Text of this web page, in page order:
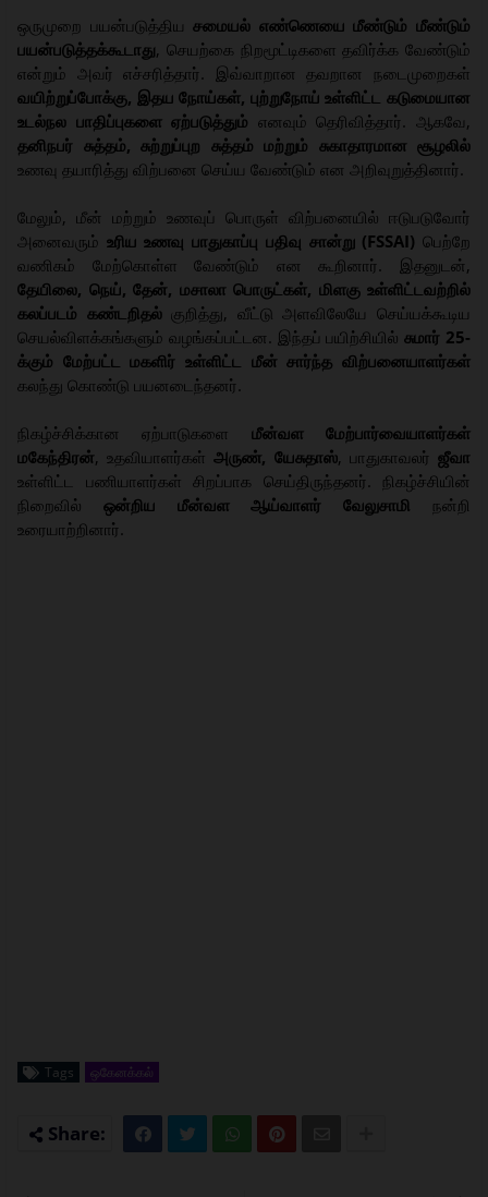
ஒருமுறை பயன்படுத்தியசமையல் எண்ணெயை மீண்டும் மீண்டும்
பயன்படுத்தக்கூடாது, செயற்கை நிறமூட்டிகளை தவிர்க்க வேண்டும்
என்றும் அவர் எச்சரித்தார். இவ்வாறான தவறான நடைமுறைகள்
வயிற்றுப்போக்கு, இதய நோய்கள், புற்றுநோய் உள்ளிட்ட கடுமையான
உடல்நல பாதிப்புகளை ஏற்படுத்தும் எனவும் தெரிவித்தார். ஆகவே,
தனிநபர் சுத்தம், சுற்றுப்புற சுத்தம் மற்றும் சுகாதாரமான சூழலில்
உணவு தயாரித்து விற்பனை செய்ய வேண்டும் என அறிவுறுத்தினார்.
மேலும், மீன் மற்றும் உணவுப் பொருள் விற்பனையில் ஈடுபடுவோர்
அனைவரும் உரிய உணவு பாதுகாப்பு பதிவு சான்று (FSSAI) பெற்றே
வணிகம் மேற்கொள்ள வேண்டும் என கூறினார். இதனுடன்,
தேயிலை, நெய், தேன், மசாலா பொருட்கள், மிளகு உள்ளிட்டவற்றில்
கலப்படம் கண்டறிதல்குறித்து, வீட்டு அளவிலேயே செய்யக்கூடிய
செயல்விளக்கங்களும் வழங்கப்பட்டன. இந்தப் பயிற்சியில்சுமார் 25-
க்கும் மேற்பட்ட மகளிர் உள்ளிட்ட மீன் சார்ந்த விற்பனையாளர்கள்
கலந்து கொண்டு பயனடைந்தனர்.
நிகழ்ச்சிக்கான ஏற்பாடுகளை மீன்வள மேற்பார்வையாளர்கள்
மகேந்திரன், உதவியாளர்கள்அருண், யேசுதாஸ், பாதுகாவலர்ஜீவா
உள்ளிட்ட பணியாளர்கள் சிறப்பாக செய்திருந்தனர். நிகழ்ச்சியின்
நிறைவில் ஒன்றிய மீன்வள ஆய்வாளர் வேலுசாமி நன்றி
உரையாற்றினார்.
Tags ஒகேனக்கல்